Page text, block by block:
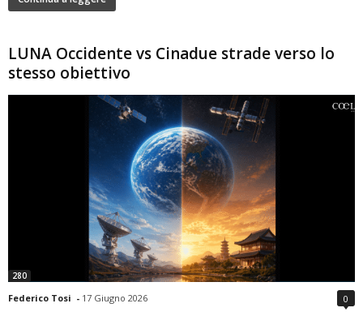
LUNA Occidente vs Cinadue strade verso lo
stesso obiettivo
280
Federico Tosi - 17 Giugno 2026 0